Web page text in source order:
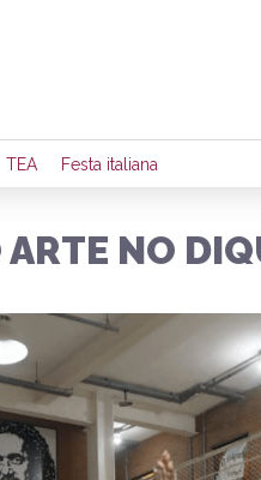
seus dados para
e notícias da região.
Quero
TEA Festa italiana
NO